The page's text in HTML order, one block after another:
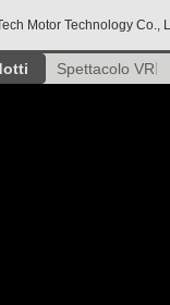
Motor Technology Co.,
Spettacolo VR